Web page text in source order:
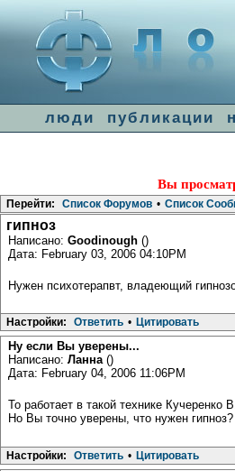
люди публикации
Вы
Перейти: Список Форумов • Список
гипноз
Написано: Goodinough ()
Дата: February 03, 2006 04:10PM
Нужен психотерапвт, владеющий
Настройки: Ответить • Цитировать
Ну если Вы уверены...
Написано: Ланна ()
Дата: February 04, 2006 11:06PM
То работает в такой технике
Но Вы точно уверены, что нужен
Настройки: Ответить • Цитировать